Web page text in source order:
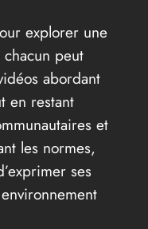
explorer une
peut
abordant
en restant
et
les normes,
ses